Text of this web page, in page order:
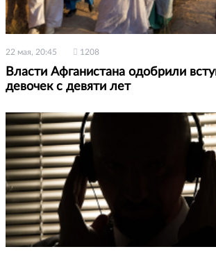
22 мая, 20:45 1208
Власти Афганистана одобрили
девочек с девяти лет